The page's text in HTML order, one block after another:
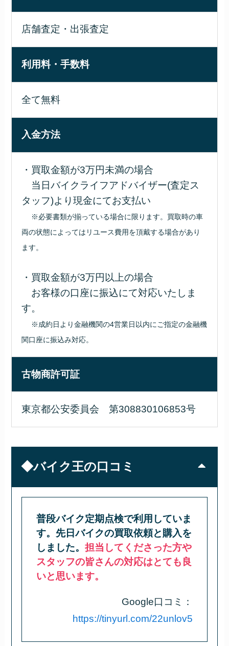
店舗査定・出張査定
利用料・手数料
全て無料
入金方法
・買取金額が3万円未満の場合
当日バイクライフアドバイザー(査定ス
タッフ)より現金にてお支払い
※必要書類が揃っている場合に限ります。買取時の車
両の状態によってはリユース費用を頂戴する場合があり
ます。
・買取金額が3万円以上の場合
お客様の口座に振込にて対応いたしま
す。
※成約日より金融機関の4営業日以内にご指定の金融機
関口座に振込み対応。
古物商許可証
東京都公安委員会 第308830106853号
◆バイク王の口コミ
普段バイク定期点検で利用していま
す。先日バイクの買取依頼と購入を
しました。担当してくださった方や
スタッフの皆さんの対応はとても良
いと思います。
Google口コミ：
https://tinyurl.com/22unlov5